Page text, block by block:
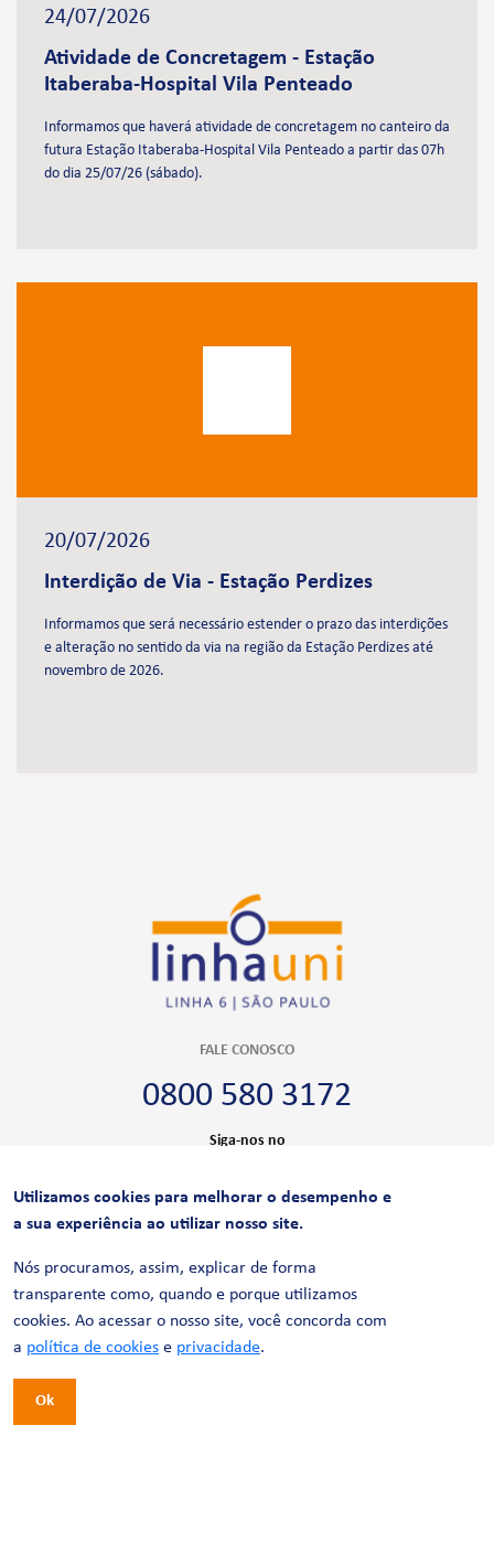
24/07/2026
Atividade de Concretagem - Estação
Itaberaba-Hospital Vila Penteado
Informamos que haverá atividade de concretagem no canteiro da
futura Estação Itaberaba-Hospital Vila Penteado a partir das 07h
do dia 25/07/26 (sábado).
20/07/2026
Interdição de Via - Estação Perdizes
Informamos que será necessário estender o prazo das interdições
e alteração no sentido da via na região da Estação Perdizes até
novembro de 2026.
FALE CONOSCO
0800 580 3172
Siga-nos no
CERTIFICAÇÕES
Utilizamos cookies para melhorar o desempenho e
a sua experiência ao utilizar nosso site.
Nós procuramos, assim, explicar de forma
transparente como, quando e porque utilizamos
cookies. Ao acessar o nosso site, você concorda com
a política de cookies e privacidade.
Ok